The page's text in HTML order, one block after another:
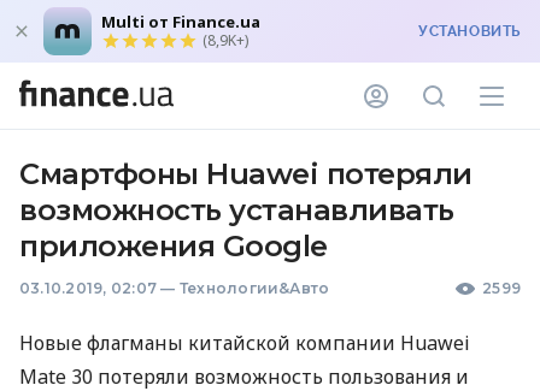
Multi от Finance.ua
(8,9K+) УСТАНОВИТЬ
Смартфоны Huawei потеряли
возможность устанавливать
приложения Google
03.10.2019, 02:07 — Технологии&Авто 2599
Новые флагманы китайской компании Huawei
Mate 30 потеряли возможность пользования и